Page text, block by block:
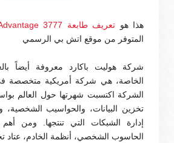
هذا هو تعريف طابعة HP Deskjet Ink Advantage 3777
المتوفر من موقع اتش بي الرسمي
الخاصة، هي شركة أمريكية متخصصة
الشركة اكتسبت شهرتها حول العالم
تخزين البيانات، والحواسيب الشخصية،
إدارة الشبكات التي تنتجها. ومن
الحاسوب الشخصي، أنظمة الخادم، عتاد